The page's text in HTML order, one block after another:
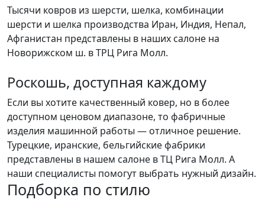
Тысячи ковров из шерсти, шелка, комбинации
шерсти и шелка производства Иран, Индия, Непал,
Афганистан представлены в наших салоне на
Новорижском ш. в ТРЦ Рига Молл.
Роскошь, доступная каждому
Если вы хотите качественный ковер, но в более
доступном ценовом диапазоне, то фабричные
изделия машинной работы — отличное решение.
Турецкие, иранские, бельгийские фабрики
представлены в нашем салоне в ТЦ Рига Молл. А
наши специалисты помогут выбрать нужный дизайн.
Подборка по стилю